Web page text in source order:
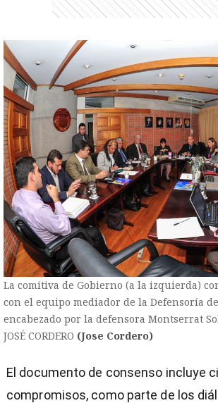
La comitiva de Gobierno (a la izquierda)
con el equipo mediador de la Defensoría
encabezado por la defensora Montserrat
JOSÉ CORDERO (Jose Cordero)
El documento de consenso incluye
compromisos, como parte de los